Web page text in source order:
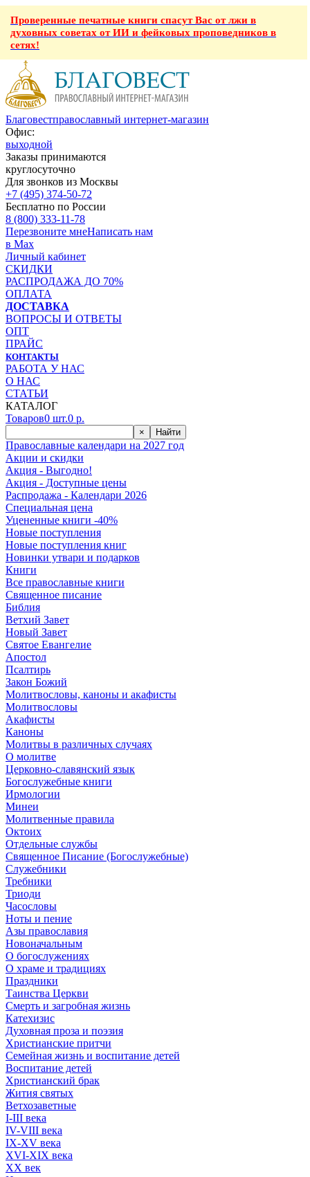
Проверенные печатные книги спасут Вас от лжи в
духовных советах от ИИ и фейковых проповедников в
сетях!
Благовестправославный интернет-магазин
Офис:
выходной
Заказы принимаются
круглосуточно
Для звонков из Москвы
+7 (495) 374-50-72
Бесплатно по России
8 (800) 333-11-78
Перезвоните мнеНаписать нам
в Max
Личный кабинет
СКИДКИ
РАСПРОДАЖА ДО 70%
ОПЛАТА
ДОСТАВКА
ВОПРОСЫ И ОТВЕТЫ
ОПТ
ПРАЙС
КОНТАКТЫ
РАБОТА У НАС
О НАС
СТАТЬИ
КАТАЛОГ
Товаров0 шт.0 р.
× Найти
Православные календари на 2027 год
Акции и скидки
Акция - Выгодно!
Акция - Доступные цены
Распродажа - Календари 2026
Специальная цена
Уцененные книги -40%
Новые поступления
Новые поступления книг
Новинки утвари и подарков
Книги
Все православные книги
Священное писание
Библия
Ветхий Завет
Новый Завет
Святое Евангелие
Апостол
Псалтирь
Закон Божий
Молитвословы, каноны и акафисты
Молитвословы
Акафисты
Каноны
Молитвы в различных случаях
О молитве
Церковно-славянский язык
Богослужебные книги
Ирмологии
Минеи
Молитвенные правила
Октоих
Отдельные службы
Священное Писание (Богослужебные)
Служебники
Требники
Триоди
Часословы
Ноты и пение
Азы православия
Новоначальным
О богослужениях
О храме и традициях
Праздники
Таинства Церкви
Смерть и загробная жизнь
Катехизис
Духовная проза и поэзия
Христианские притчи
Семейная жизнь и воспитание детей
Воспитание детей
Христианский брак
Жития святых
Ветхозаветные
I-III века
IV-VIII века
IX-XV века
XVI-XIX века
XX век